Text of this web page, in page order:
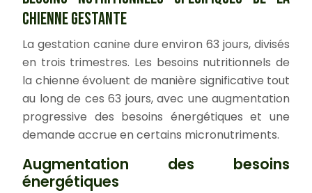
CHIENNE GESTANTE
La gestation canine dure environ 63 jours, divisés
en trois trimestres. Les besoins nutritionnels de
la chienne évoluent de manière significative tout
au long de ces 63 jours, avec une augmentation
progressive des besoins énergétiques et une
demande accrue en certains micronutriments.
Augmentation des besoins
énergétiques